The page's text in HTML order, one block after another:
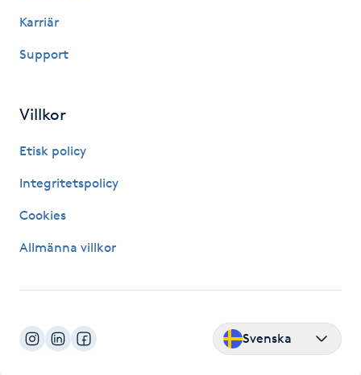
Käkledsbehandling
Laserbehandling
Karriär
Support
Villkor
Etisk policy
Integritetspolicy
Cookies
Allmänna villkor
Svenska